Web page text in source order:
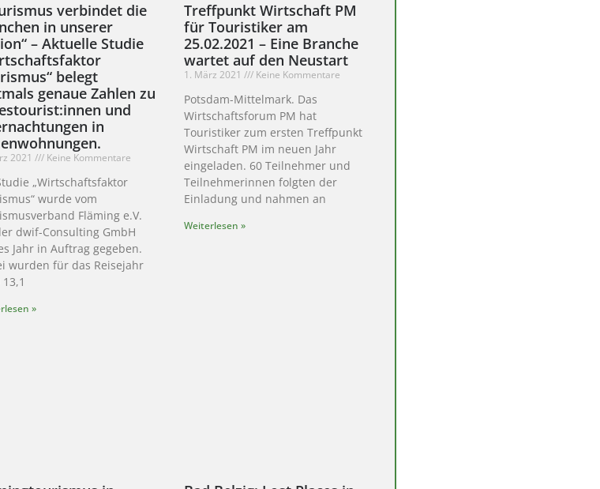
verbindet die
in unserer
– Aktuelle Studie
belegt
genaue Zahlen zu
und
in
2021 Keine Kommentare
„Wirtschaftsfaktor
wurde vom
Fläming e.V.
dwif-Consulting GmbH
Jahr in Auftrag gegeben.
wurden für das Reisejahr
»
Treffpunkt Wirtschaft PM
für Touristiker am
25.02.2021 – Eine Branche
wartet auf den Neustart
1. März 2021 Keine Kommentare
Potsdam-Mittelmark. Das
Wirtschaftsforum PM hat
Touristiker zum ersten Treffpunkt
Wirtschaft PM im neuen Jahr
eingeladen. 60 Teilnehmer und
Teilnehmerinnen folgten der
Einladung und nahmen an
Weiterlesen »